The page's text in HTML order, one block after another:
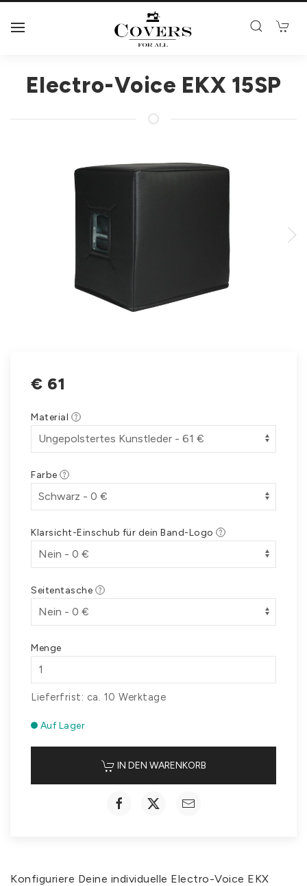
Electro-Voice EKX 15SP
€ 61
Material
Farbe
Klarsicht-Einschub für dein Band-Logo
Seitentasche
Menge
Lieferfrist: ca. 10 Werktage
Auf Lager
IN DEN WARENKORB
Konfiguriere Deine individuelle Electro-Voice EKX